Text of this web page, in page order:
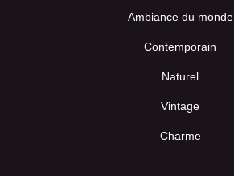
Ambiance du monde
Contemporain
Naturel
Vintage
Charme